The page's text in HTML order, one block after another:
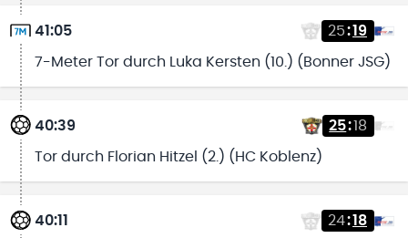
41:05 25:19
7-Meter Tor durch Luka Kersten (10.) (Bonner JSG)
40:39 25:18
Tor durch Florian Hitzel (2.) (HC Koblenz)
40:11 24:18